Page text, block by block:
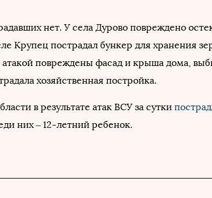
нет. У села Дурово повреждено
Крупец пострадал бункер для хранения
повреждены фасад и крыша дома,
хозяйственная постройка.
в результате атак ВСУ за сутки
них – 12-летний ребенок.